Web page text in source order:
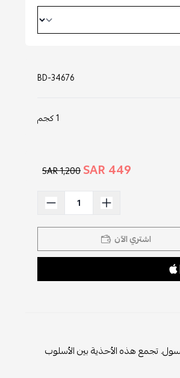
BD-34676
1 كجم
449 SAR
1,200 SAR
اشتري الآن
تجمع هذه الأحذية بين الأسلوب